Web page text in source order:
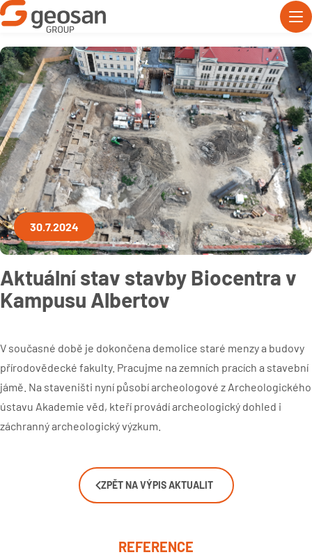
30.7.2024
Aktuální stav stavby Biocentra v
Kampusu Albertov
V současné době je dokončena demolice staré menzy a budovy
přírodovědecké fakulty. Pracujme na zemních pracích a stavební
jámě. Na staveništi nyní působí archeologové z Archeologického
ústavu Akademie věd, kteří provádí archeologický dohled i
záchranný archeologický výzkum.
ZPĚT NA VÝPIS AKTUALIT
REFERENCE